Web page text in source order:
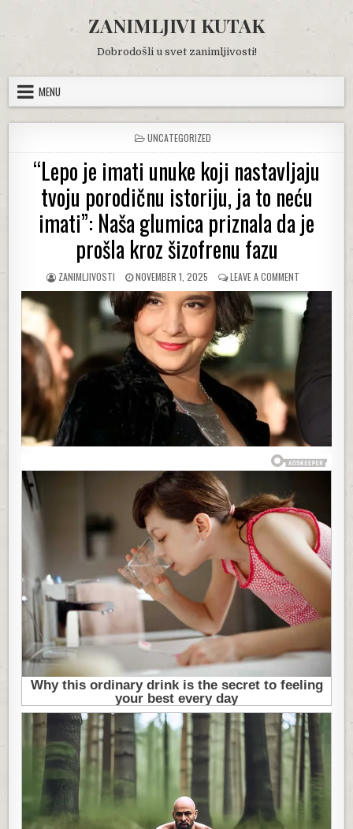
content
ZANIMLJIVI KUTAK
Dobrodošli u svet zanimljivosti!
MENU
POSTED
IN
UNCATEGORIZED
“Lepo je imati unuke koji nastavljaju
tvoju porodičnu istoriju, ja to neću
imati”: Naša glumica priznala da je
prošla kroz šizofrenu fazu
AUTHOR:
ZANIMLJIVOSTI
PUBLISHED
DATE:
NOVEMBER 1, 2025 LEAVE A COMMENTON
“LEPO
JE
IMATI
UNUKE
KOJI
NASTAVLJAJU
PORODIČNU
ISTORIJU,
NEĆU
IMATI”:
NAŠA
JE
PROŠLA
KROZ
ŠIZOFRENU
FAZU